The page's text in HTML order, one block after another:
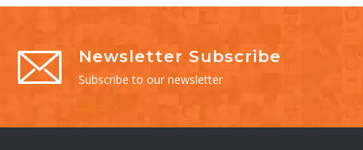
Newsletter Subscribe
Subscribe to our newsletter